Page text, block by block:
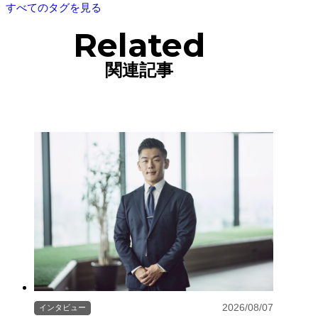
すべてのタグを見る
Related
関連記事
インタビュー 2026/08/07